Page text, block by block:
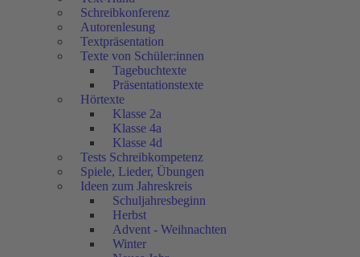
Schreibkonferenz
Autorenlesung
Textpräsentation
Texte von Schüler:innen
Tagebuchtexte
Präsentationstexte
Hörtexte
Klasse 2a
Klasse 4a
Klasse 4d
Tests Schreibkompetenz
Spiele, Lieder, Übungen
Ideen zum Jahreskreis
Schuljahresbeginn
Herbst
Advent - Weihnachten
Winter